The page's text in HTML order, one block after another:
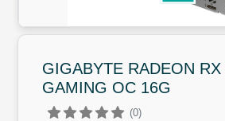
GIGABYTE RADEON
GAMING OC 16G
(0)